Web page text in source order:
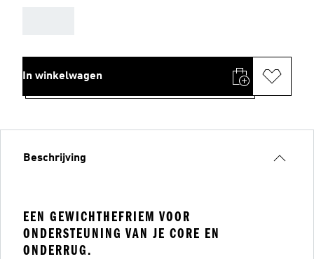
In winkelwagen
Beschrijving
EEN GEWICHTHEFRIEM VOOR
ONDERSTEUNING VAN JE CORE EN
ONDERRUG.